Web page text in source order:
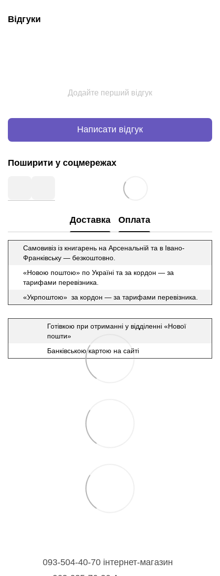
Відгуки
Додайте перший відгук
Написати відгук
Поширити у соцмережах
Доставка Оплата
Самовивіз із книгарень на Арсенальній та в Івано-
Франківську — безкоштовно.
«Новою поштою» по Україні та за кордон — за
тарифами перевізника.
«Укрпоштою» за кордон — за тарифами перевізника.
Готівкою при отриманні у відділенні «Нової
пошти»
Банківською картою на сайті
093-504-40-70 інтернет-магазин